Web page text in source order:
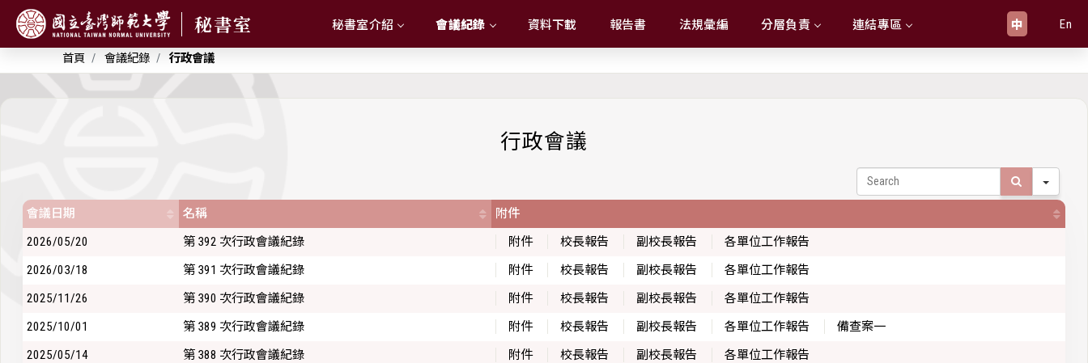
秘書室 秘書室介紹 會議紀錄 資料下載 報告書 法規彙編 分層負責 連結專區 中 En
首頁 會議紀錄 行政會議
行政會議
Search
會議日期 名稱
附件
2026/05/20
第 392 次行政會議紀錄 附件 校長報告 副校長報告
各單位工作報告
2026/03/18
第 391 次行政會議紀錄 附件 校長報告 副校長報告
各單位工作報告
2025/11/26
第 390 次行政會議紀錄 附件 校長報告 副校長報告
各單位工作報告
2025/10/01
第 389 次行政會議紀錄 附件 校長報告 副校長報告 各單位工作報告
備查案一
2025/05/14
第 388 次行政會議紀錄 附件 校長報告 副校長報告
各單位工作報告